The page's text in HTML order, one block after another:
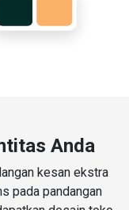
Anda
kesan ekstra
pada pandangan